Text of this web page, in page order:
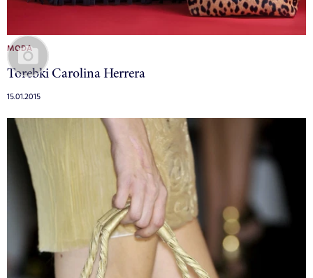
MODA
Torebki Carolina Herrera
15.01.2015